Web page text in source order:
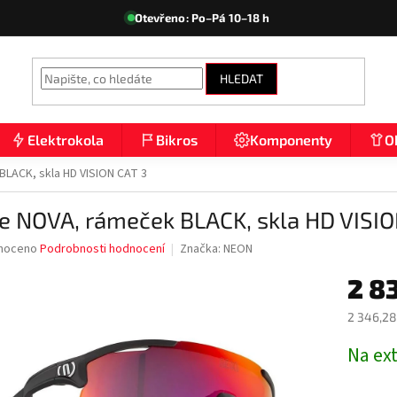
Otevřeno: Po–Pá 10–18 h
HLEDAT
Elektrokola Bikros Komponenty
skla HD VISION CAT 3
NOVA, rámeček BLACK, skla HD
Podrobnosti hodnocení Značka: NEON
2
2 346,28
cena:
Na